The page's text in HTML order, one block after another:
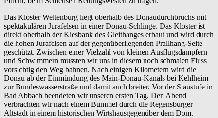
Das Kloster Weltenburg liegt oberhalb des Donaudurchbruchs mit
spektakulären Jurafelsen in einer Donau-Schlinge. Das Kloster ist
direkt oberhalb der Kiesbank des Gleithanges erbaut und wird durch
die hohen Jurafelsen auf der gegenüberliegenden Prallhang-Seite
geschützt. Zwischen einer Vielzahl von kleinen Ausflugsdampfern
und Schwimmern mussten wir uns in diesem noch schmalen Fluss
vorsichtig den Weg bahnen. Nach einigen Kilometern wird die
Donau ab der Einmündung des Main-Donau-Kanals bei Kehlheim
zur Bundeswasserstraße und damit auch breiter. Vor der Staustufe in
Bad Abbach beendeten wir unseren ersten Tag. Den Abend
verbrachten wir nach einem Bummel durch die Regensburger
Altstadt in einem historischen Wirtshausgegenüber dem Dom.